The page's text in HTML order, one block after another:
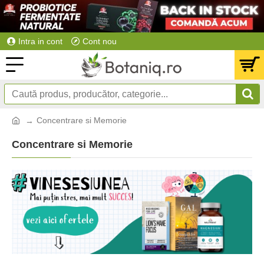
Intra in cont Cont nou
Concentrare si Memorie
Concentrare si Memorie